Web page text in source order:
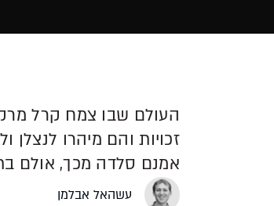
העולם שבו צמח קרל
זכויות והם מיהרו
אמנם סלדה מכך, אולם
עשהאל אבלמן